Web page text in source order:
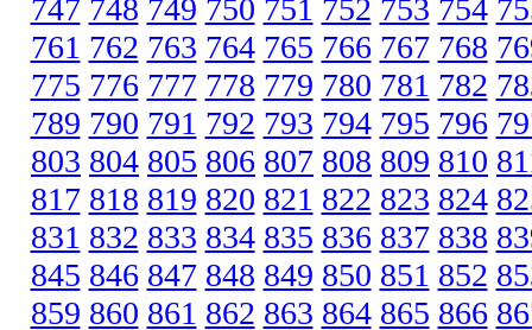
747 748 749 750 751 752 753 754
761 762 763 764 765 766 767 768
775 776 777 778 779 780 781 782
789 790 791 792 793 794 795 796
803 804 805 806 807 808 809 810
817 818 819 820 821 822 823 824
831 832 833 834 835 836 837 838
845 846 847 848 849 850 851 852
859 860 861 862 863 864 865 866